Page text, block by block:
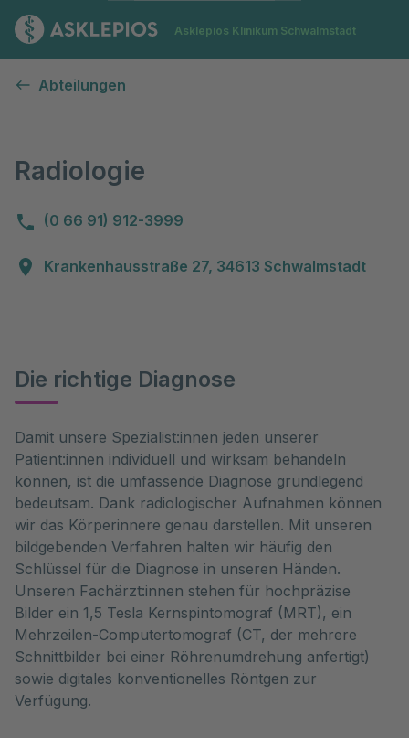
Zur Startseite
Asklepios Klinikum Schwalmstadt
Abteilungen
Radiologie
(0 66 91) 912-3999
Krankenhausstraße 27, 34613 Schwalmstadt
Die richtige Diagnose
Damit unsere Spezialist:innen jeden unserer
Patient:innen individuell und wirksam behandeln
können, ist die umfassende Diagnose grundlegend
bedeutsam. Dank radiologischer Aufnahmen können
wir das Körperinnere genau darstellen. Mit unseren
bildgebenden Verfahren halten wir häufig den
Schlüssel für die Diagnose in unseren Händen.
Unseren Fachärzt:innen stehen für hochpräzise
Bilder ein 1,5 Tesla Kernspintomograf (MRT), ein
Mehrzeilen-Computertomograf (CT, der mehrere
Schnittbilder bei einer Röhrenumdrehung anfertigt)
sowie digitales konventionelles Röntgen zur
Verfügung.